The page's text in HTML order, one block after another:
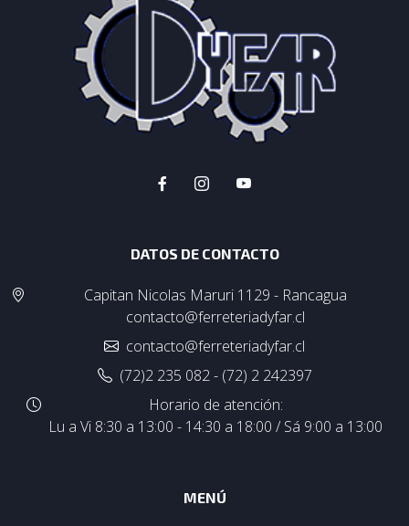
DATOS DE CONTACTO
Capitan Nicolas Maruri 1129 - Rancagua
contacto@ferreteriadyfar.cl
contacto@ferreteriadyfar.cl
(72)2 235 082 - (72) 2 242397
Horario de atención:
Lu a Vi 8:30 a 13:00 - 14:30 a 18:00 / Sá 9:00 a 13:00
MENÚ